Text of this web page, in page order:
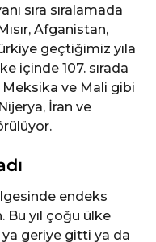
sıra sıralamada
Afganistan,
geçtiğimiz yıla
içinde 107. sırada
Meksika ve Mali gibi
İran ve
endeks
Bu yıl çoğu ülke
geriye gitti ya da